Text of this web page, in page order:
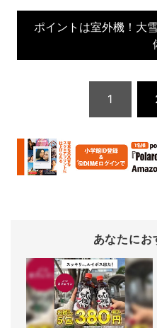
ポイントは室外機！大
1
あなたにお